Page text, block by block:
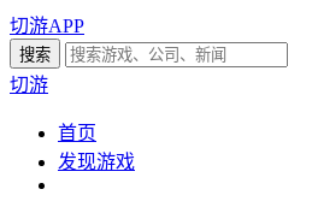
切游APP
切游
首页
发现游戏